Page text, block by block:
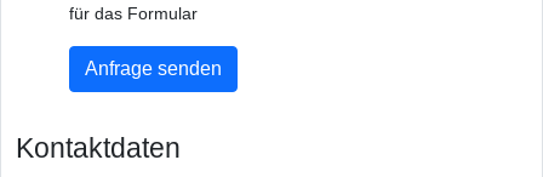
für das Formular
Anfrage senden
Kontaktdaten